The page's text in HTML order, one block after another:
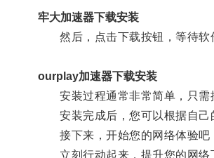
牢大加速器下载安装
然后，点击下载按钮，等待软
ourplay加速器下载安装
安装过程通常非常简单，只需
安装完成后，您可以根据自己
接下来，开始您的网络体验吧
立刻行动起来，提升您的网络